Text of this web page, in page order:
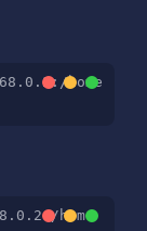
scp -r /home/web root@192.168.0.2:/home